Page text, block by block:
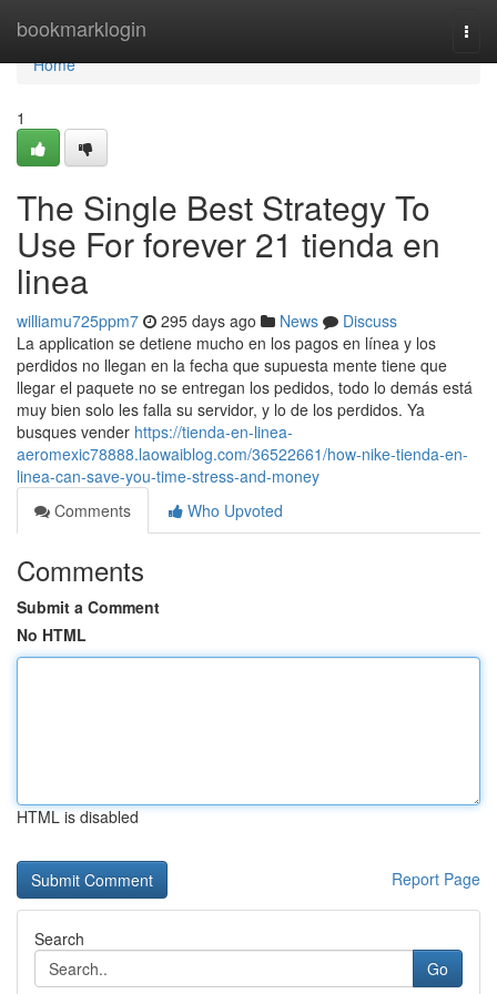
bookmarklogin
Home
Home
1
The Single Best Strategy To
Use For forever 21 tienda en
linea
williamu725ppm7 295 days ago News
Discuss
La application se detiene mucho en los pagos en línea y los
perdidos no llegan en la fecha que supuesta mente tiene que
llegar el paquete no se entregan los pedidos, todo lo demás está
muy bien solo les falla su servidor, y lo de los perdidos. Ya
busques vender https://tienda-en-linea-
aeromexic78888.laowaiblog.com/36522661/how-nike-tienda-en-
linea-can-save-you-time-stress-and-money
Comments
Who Upvoted
Comments
Submit a Comment
No HTML
HTML is disabled
Report Page
Search
Go